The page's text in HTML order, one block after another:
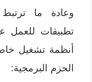
وعادة ما
تطبيقات للعمل
أنظمة تشغيل
الحزم البرمجية: